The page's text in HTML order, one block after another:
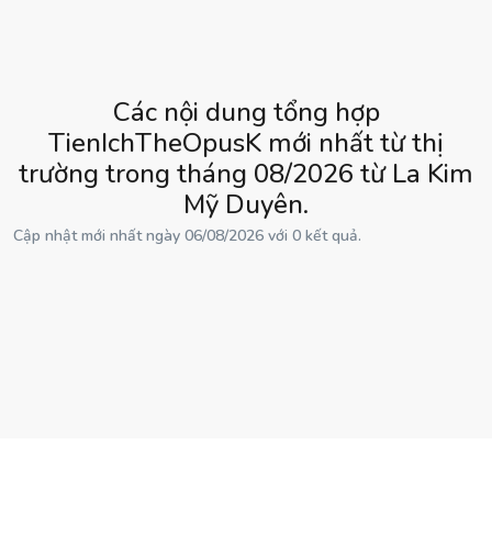
Các nội dung tổng hợp
TienIchTheOpusK mới nhất từ thị
trường trong tháng 08/2026 từ La Kim
Mỹ Duyên.
Cập nhật mới nhất ngày 06/08/2026 với 0 kết quả.